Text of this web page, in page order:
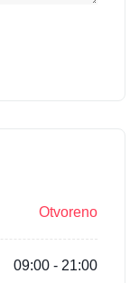
Otvoreno
09:00 - 21:00